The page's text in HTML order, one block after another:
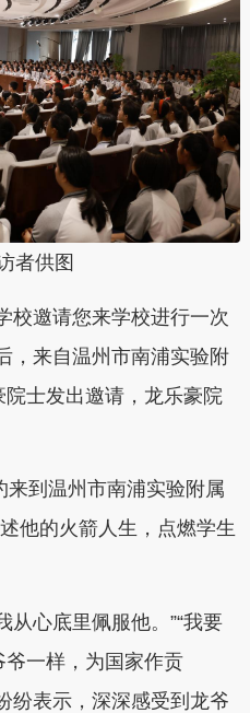
供图
邀请您来学校进行一次
，来自温州市南浦实验附
士发出邀请，龙乐豪院
到温州市南浦实验附属
他的火箭人生，点燃学生
心底里佩服他。”“我要
一样，为国家作贡
纷表示，深深感受到龙爷